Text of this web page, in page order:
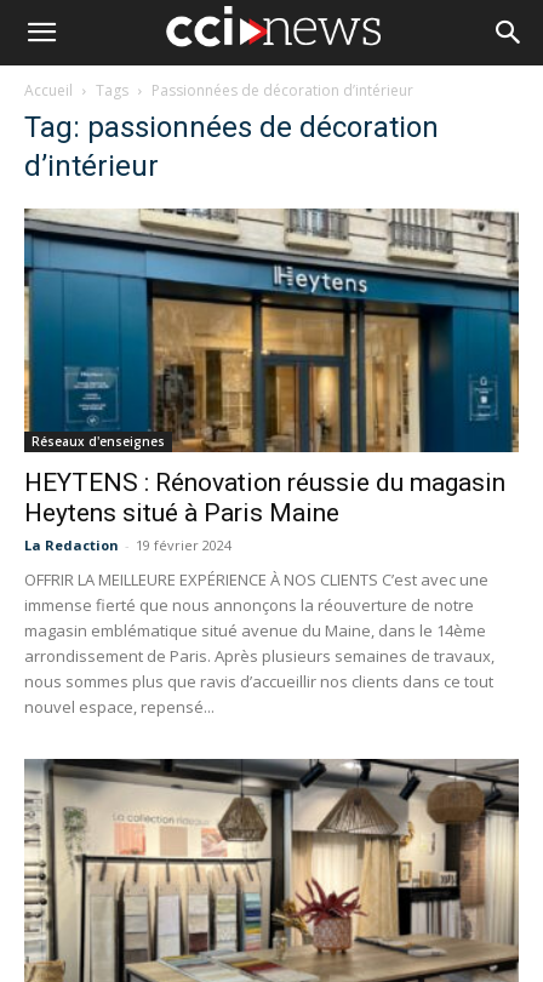
Accueil Tags Passionnées de décoration d’intérieur
Tag: passionnées de décoration
d’intérieur
Réseaux d'enseignes
HEYTENS : Rénovation réussie du magasin
Heytens situé à Paris Maine
La Redaction - 19 février 2024
OFFRIR LA MEILLEURE EXPÉRIENCE À NOS CLIENTS C’est avec une
immense fierté que nous annonçons la réouverture de notre
magasin emblématique situé avenue du Maine, dans le 14ème
arrondissement de Paris. Après plusieurs semaines de travaux,
nous sommes plus que ravis d’accueillir nos clients dans ce tout
nouvel espace, repensé...